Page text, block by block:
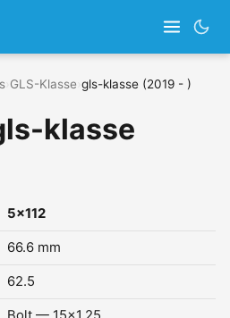
GLS-Klasse gls-klasse (2019 - )
klasse
5x112
66.6 mm
62.5